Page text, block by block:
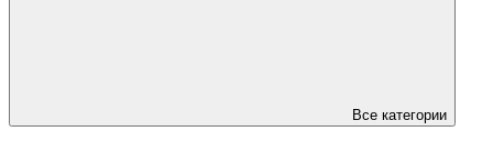
Все категории